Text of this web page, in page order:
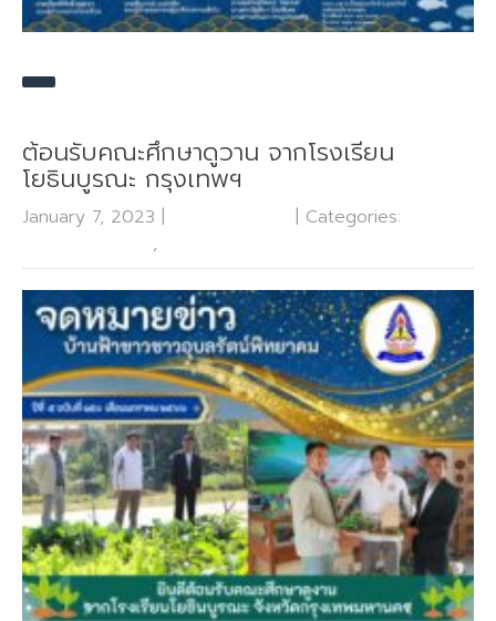
ต้อนรับคณะศึกษาดูวาน จากโรงเรียน
โยธินบูรณะ กรุงเทพฯ
January 7, 2023 | | Categories:
,